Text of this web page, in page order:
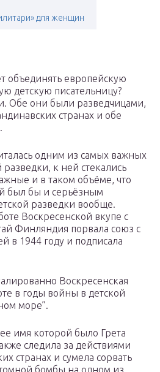
для женщин
объединять европейскую
детскую писательницу?
Обе они были разведчицами,
странах и обе
одним из самых важных
разведки, к ней стекались
и в таком объёме, что
был бы и серьёзным
разведки вообще.
Воскресенской вкупе с
Финляндия порвала союз с
в 1944 году и подписала
Воскресенская
в годы войны в детской
море”.
имя которой было Грета
следила за действиями
странах и сумела сорвать
бомбы на одном из